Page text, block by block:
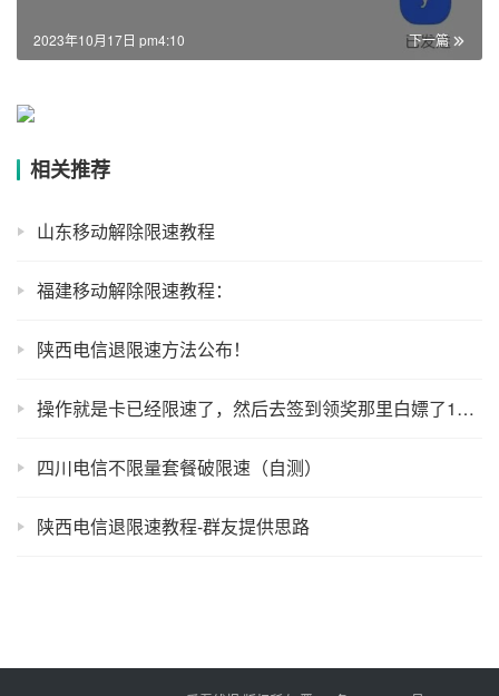
下一篇
2023年10月17日 pm4:10
相关推荐
山东移动解除限速教程
福建移动解除限速教程：
陕西电信退限速方法公布！
操作就是卡已经限速了，然后去签到领奖那里白嫖了100兆流量， 那100兆流量没用完第二天过期了 。结果就是不限速了。
四川电信不限量套餐破限速（自测）
陕西电信退限速教程-群友提供思路